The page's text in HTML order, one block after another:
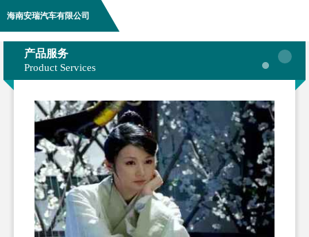
海南安瑞汽车有限公司
产品服务
Product Services